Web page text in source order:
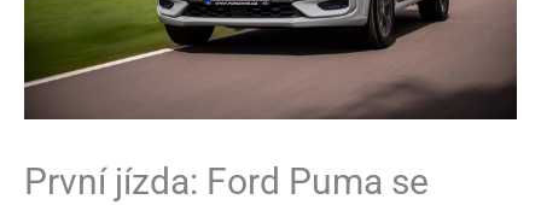
První jízda: Ford Puma se